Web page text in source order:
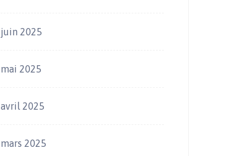
juin 2025
mai 2025
avril 2025
mars 2025